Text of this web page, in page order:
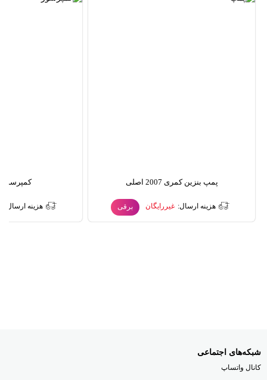
پمپ بنزین کمری 2007 اصلی
هزینه ارسال: غیررایگان برقی
کمپرسور
هزینه ارسال:
شبکه‌های اجتماعی
کانال واتساپ